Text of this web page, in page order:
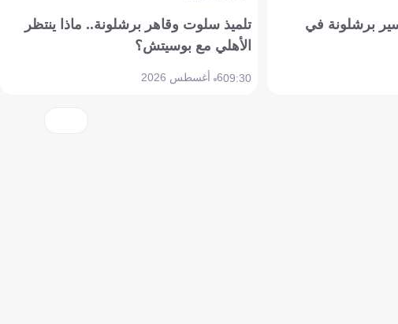
برشلونة في
تلميذ سلوت وقاهر برشلونة.. ماذا ينتظر
الأهلي مع بوسيتش؟
09:306 أغسطس 2026